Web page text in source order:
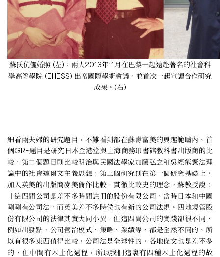
蘇氏伉儷婚照 (左)；兩人2013年11月在巴黎一起遠赴著名的社會科
學高等學院 (EHESS) 出席國際學術會議，並首次一起宣讀合作研究
成果。(右)
細看兩夫婦的研究題目，不難看到都在蘇壽富美的興趣範疇內。首
個GRF題目是研究日本金港堂與上海商務印書館教科書出版商的比
較，第二個題目則比較明治與民國法學家加藤弘之和吳經熊憲法理
論中的社會達爾文主義思想，第三個研究則在第一個研究基礎上，
加入英美的出版商麥美倫作比較，貫徹比較史的理念。蘇教授說：
「這四間公司是差不多時間註冊的股份有限公司，當時日本和中國
剛剛有公司法，而英美差不多時候也有新的公司法規。四地規管股
份有限公司的法律其實大同小異，但這四間公司的實踐卻很不同，
例如出發點、公司管治模式、策略、業績等，都是全然不同的。所
以有很多東西值得比較。公司法是全球性的，各地條文也是差不多
的，但中間有本土化過程，所以我們這裏有四種本土化過程的故